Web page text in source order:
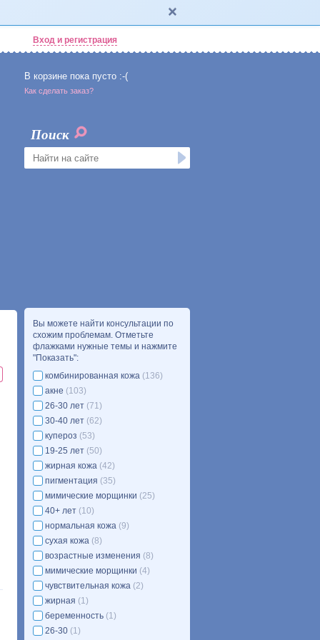
Вход и регистрация
В корзине пока пусто :-(
Как сделать заказ?
Поиск
Вы можете найти консультации по
схожим проблемам. Отметьте
флажками нужные темы и нажмите
"Показать":
комбинированная кожа (136)
акне (103)
26-30 лет (71)
30-40 лет (62)
купероз (53)
19-25 лет (50)
жирная кожа (42)
пигментация (35)
мимические морщинки (25)
40+ лет (10)
нормальная кожа (9)
сухая кожа (8)
возрастные изменения (8)
мимические морщинки (4)
чувствительная кожа (2)
жирная (1)
беременность (1)
26-30 (1)